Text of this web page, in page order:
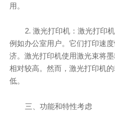
用。
2. 激光打印机：激光打印
例如办公室用户。它们打印速
济。激光打印机使用激光束将
相对较高。然而，激光打印机
低。
三、功能和特性考虑